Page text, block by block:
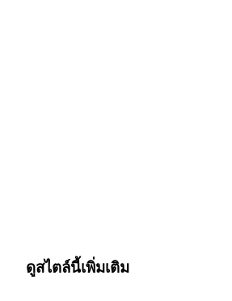
ดูสไตล์นี้เพิ่มเติม